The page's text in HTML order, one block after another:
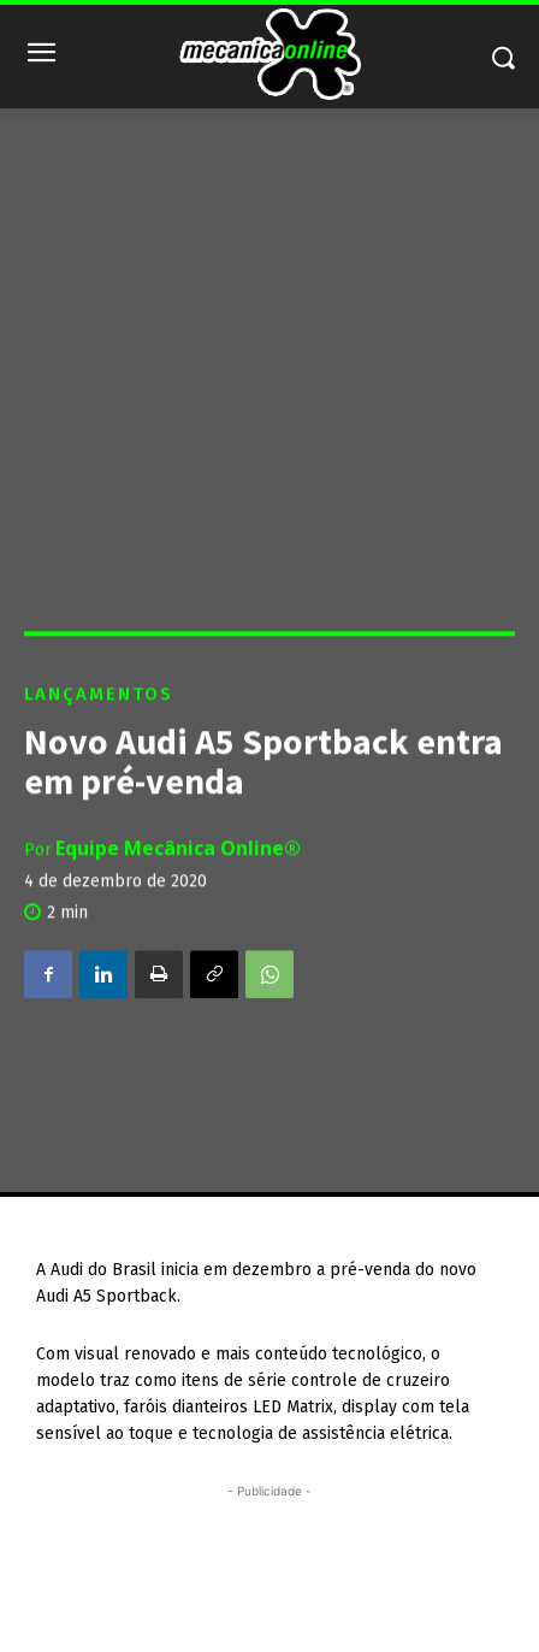
LANÇAMENTOS
Novo Audi A5 Sportback entra
em pré-venda
Por Equipe Mecânica Online®
4 de dezembro de 2020
2 min
A Audi do Brasil inicia em dezembro a pré-venda do novo
Audi A5 Sportback.
Com visual renovado e mais conteúdo tecnológico, o
modelo traz como itens de série controle de cruzeiro
adaptativo, faróis dianteiros LED Matrix, display com tela
sensível ao toque e tecnologia de assistência elétrica.
- Publicidade -